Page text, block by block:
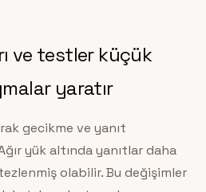
ve testler küçük
yaratır
gecikme ve yanıt
yük altında yanıtlar daha
olabilir. Bu değişimler